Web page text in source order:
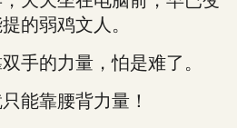
的弱鸡文人。
手的力量，怕是难了。
能靠腰背力量！